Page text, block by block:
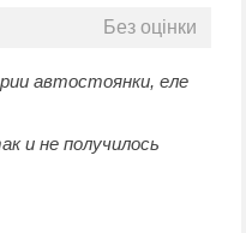
Без оцінки
автостоянки, еле
и не получилось